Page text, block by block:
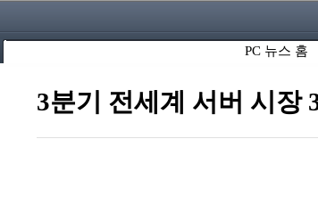
PC 뉴스 홈
3분기 전세계 서버 시장